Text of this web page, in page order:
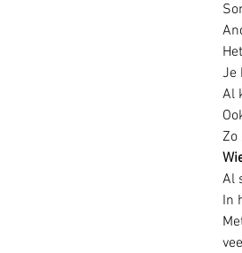
Je
Al
Zo
Al
In